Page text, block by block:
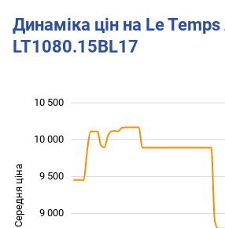
Динаміка цін на Le
LT1080.15BL17
Середня ціна 9 000
9 500
10 000
10 500